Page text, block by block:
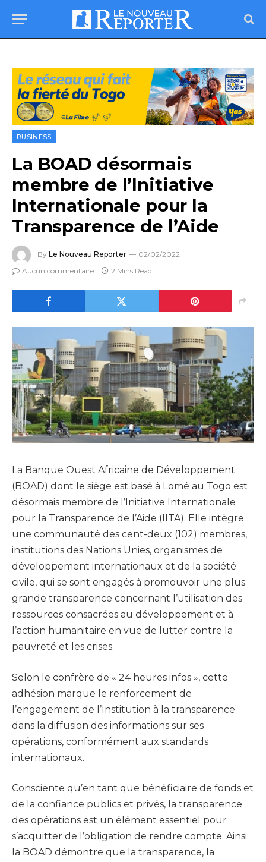
BUSINESS
La BOAD désormais
membre de l’Initiative
Internationale pour la
Transparence de l’Aide
By Le Nouveau Reporter
02/02/2022
Aucun commentaire
2 Mins Read
La Banque Ouest Africaine de Développement
(BOAD) dont le siège est basé à Lomé au Togo est
désormais membre de l’Initiative Internationale
pour la Transparence de l’Aide (IITA). Elle intègre
une communauté des cent-deux (102) membres,
institutions des Nations Unies, organismes de
développement internationaux et de la société
civile, qui se sont engagés à promouvoir une plus
grande transparence concernant l’utilisation des
ressources consacrées au développement et à
l’action humanitaire en vue de lutter contre la
pauvreté et les crises.
Selon le confrère de « 24 heures infos », cette
adhésion marque le renforcement de
l’engagement de l’Institution à la transparence
dans la diffusion des informations sur ses
opérations, conformément aux standards
internationaux.
Consciente qu’en tant que bénéficiaire de fonds et
de la confiance publics et privés, la transparence
des opérations est un élément essentiel pour
s’acquitter de l’obligation de rendre compte. Ainsi
la BOAD démontre que la transparence, la